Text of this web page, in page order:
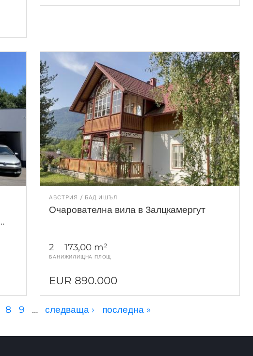
АВСТРИЯ БАД ИШЪЛ
Очарователна вила в Залцкамергут
2
БАНИ
173,00 m²
ЖИЛИЩНА ПЛОЩ
EUR 890.000
8 9 … следваща › последна »